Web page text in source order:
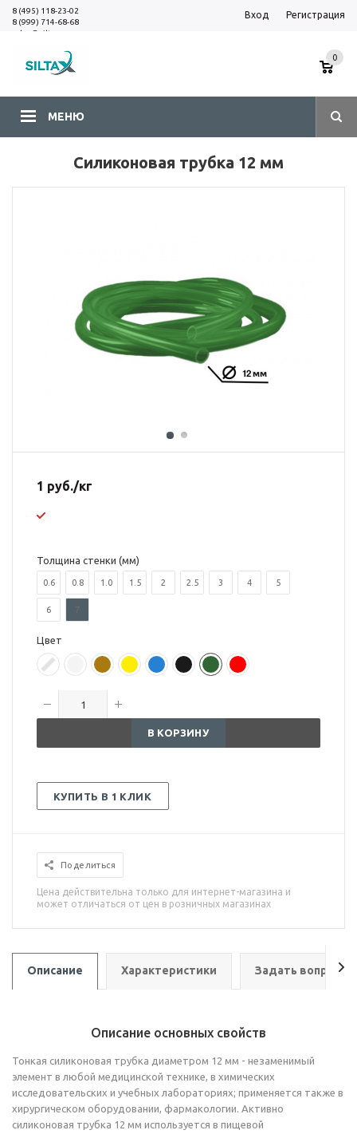
8 (495) 118-23-02
8 (999) 714-68-68
sales@siltax.ru
Вход Регистрация
МЕНЮ
0
Силиконовая трубка 12 мм
1 руб./кг
Толщина стенки (мм)
0.6 0.8 1.0 1.5 2 2.5 3 4 5
6 7
Цвет
В КОРЗИНУ
КУПИТЬ В 1 КЛИК
Поделиться
Цена действительна только для интернет-магазина и
может отличаться от цен в розничных магазинах
Описание Характеристики Задать вопрос
Описание основных свойств
Тонкая силиконовая трубка диаметром 12 мм - незаменимый
элемент в любой медицинской технике, в химических
исследовательских и учебных лабораториях; применяется также в
хирургическом оборудовании, фармакологии. Активно
силиконовая трубка 12 мм используется в пищевой